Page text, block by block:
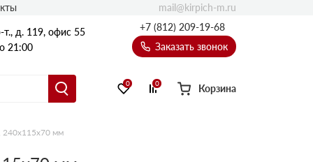
т., д. 119, офис 55
21:00
+7 (812) 209-19-68
Заказать звонок
0 0 Корзина
mail@kirpich-m.ru
240х115х70 мм